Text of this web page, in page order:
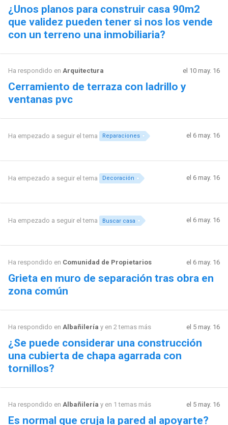
¿Unos planos para construir casa 90m2
que validez pueden tener si nos los vende
con un terreno una inmobiliaria?
Ha respondido en Arquitectura el 10 may. 16
Cerramiento de terraza con ladrillo y
ventanas pvc
Ha empezado a seguir el tema Reparaciones el 6 may. 16
Ha empezado a seguir el tema Decoración el 6 may. 16
Ha empezado a seguir el tema Buscar casa el 6 may. 16
Ha respondido en Comunidad de Propietarios el 6 may. 16
Grieta en muro de separación tras obra en
zona común
Ha respondido en Albañilería y en 2 temas más el 5 may. 16
¿Se puede considerar una construcción
una cubierta de chapa agarrada con
tornillos?
Ha respondido en Albañilería y en 1 temas más el 5 may. 16
Es normal que cruja la pared al apoyarte?